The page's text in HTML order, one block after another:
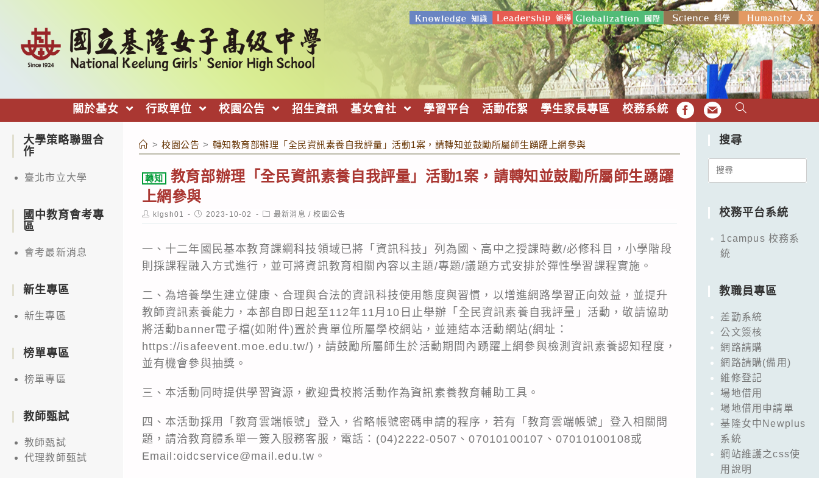
關於基女 行政單位 校園公告 招生資訊 基女會社 學習平台 活動花絮 學生家長專區 校務系統 FB EMAIL
> 校園公告 > 轉知教育部辦理「全民資訊素養自我評量」活動1案，請轉知並鼓勵所屬師生踴躍上網參與
轉知
教育部辦理「全民資訊素養自我評量」活動1案，請轉知並鼓勵所屬師生踴躍
上網參與
Post
author:
klgsh01
Post
published:
2023-10-02
Post
category:
最新消息 / 校園公告
一、十二年國民基本教育課綱科技領域已將「資訊科技」列為國、高中之授課時數/必修科目，小學階段
則採課程融入方式進行，並可將資訊教育相關內容以主題/專題/議題方式安排於彈性學習課程實施。
二、為培養學生建立健康、合理與合法的資訊科技使用態度與習慣，以增進網路學習正向效益，並提升
教師資訊素養能力，本部自即日起至112年11月10日止舉辦「全民資訊素養自我評量」活動，敬請協助
將活動banner電子檔(如附件)置於貴單位所屬學校網站，並連結本活動網站(網址：
https://isafeevent.moe.edu.tw/)，請鼓勵所屬師生於活動期間內踴躍上網參與檢測資訊素養認知程度，
並有機會參與抽獎。
三、本活動同時提供學習資源，歡迎貴校將活動作為資訊素養教育輔助工具。
四、本活動採用「教育雲端帳號」登入，省略帳號密碼申請的程序，若有「教育雲端帳號」登入相關問
題，請洽教育體系單一簽入服務客服，電話：(04)2222-0507、07010100107、07010100108或
Email:oidcservice@mail.edu.tw。
大學策略聯盟合
作
臺北市立大學
國中教育會考專
區
會考最新消息
新生專區
新生專區
榜單專區
榜單專區
教師甄試
教師甄試
代理教師甄試
搜尋
Search
校務平台系統
1campus 校務系
統
教職員專區
差勤系統
公文簽核
網路請購
網路請購(備用)
維修登記
場地借用
場地借用申請單
基隆女中Newplus
系統
網站維護之css使
用說明